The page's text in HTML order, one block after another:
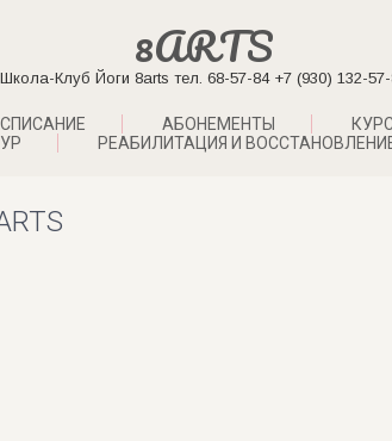
8ARTS
Школа-Клуб Йоги 8arts тел. 68-57-84 +7 (930) 132-
АБОНЕМЕНТЫ
РЕАБИЛИТАЦИЯ И